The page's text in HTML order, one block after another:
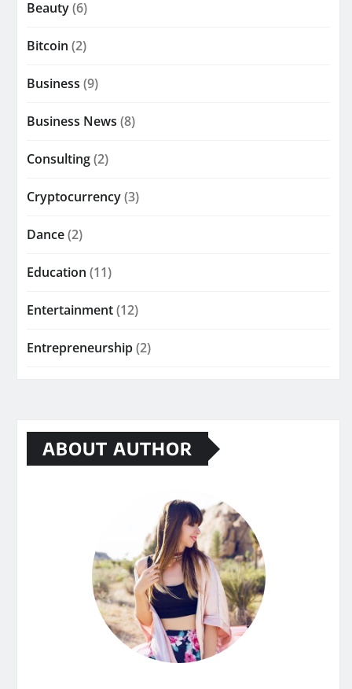
Beauty(6)
Bitcoin (2)
Business (9)
Business News (8)
Consulting(2)
Cryptocurrency(3)
Dance(2)
Education (11)
Entertainment(12)
Entrepreneurship(2)
ABOUT AUTHOR